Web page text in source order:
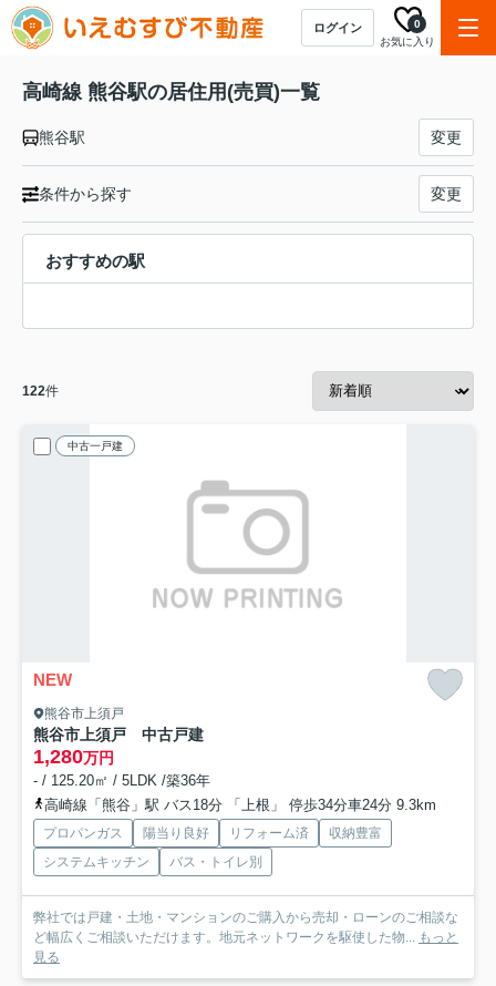
ログイン
お気に入り
0
高崎線 熊谷駅の居住用(売買)一覧
熊谷駅 変更
条件から探す 変更
おすすめの駅
122件
中古一戸建
NEW
熊谷市上須戸
熊谷市上須戸 中古戸建
1,280万円
- / 125.20㎡ / 5LDK /築36年
高崎線「熊谷」駅 バス18分 「上根」 停歩34分車24分 9.3km
プロパンガス 陽当り良好 リフォーム済
収納豊富
システムキッチン
バス・トイレ別
弊社では戸建・土地・マンションのご購入から売却・ローンのご相談な
ど幅広くご相談いただけます。地元ネットワークを駆使した物... もっと
見る